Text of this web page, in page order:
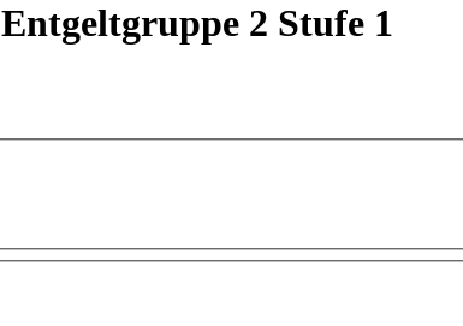
Entgeltgruppe 2 Stufe 1